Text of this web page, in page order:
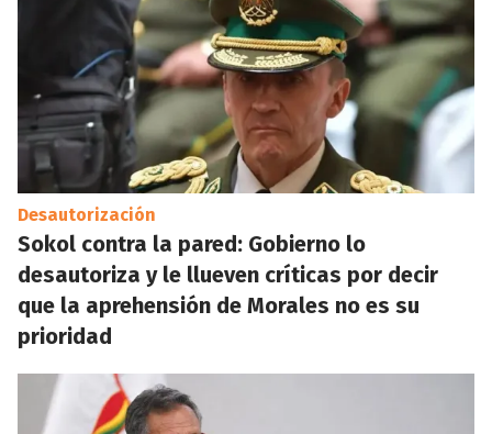
Desautorización
Sokol contra la pared: Gobierno lo
desautoriza y le llueven críticas por decir
que la aprehensión de Morales no es su
prioridad